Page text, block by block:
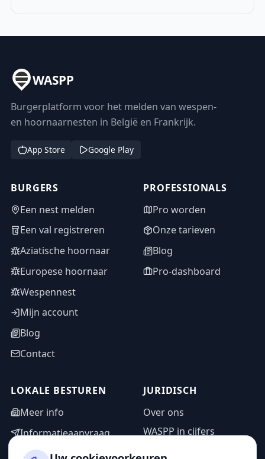
WASPP
Burgerplatform voor het melden van wespen-
en hoornaarnesten in België en Frankrijk.
App Store Google Play
BURGERS
Een nest melden
Een val registreren
Aziatische hoornaar
Europese hoornaar
Wespennest
Mijn account
Blog
Contact
PROFESSIONALS
Pro worden
Onze tarieven
Blog
Pro-dashboard
LOKALE BESTUREN
Meer info
Informatieaanvraag
Adminzone
JURIDISCH
Over ons
WASPP in cijfers